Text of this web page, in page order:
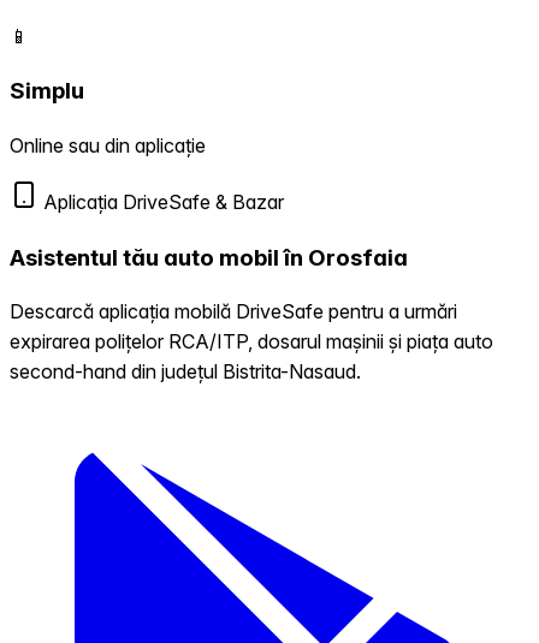
📱
Simplu
Online sau din aplicație
Aplicația DriveSafe & Bazar
Asistentul tău auto mobil în Orosfaia
Descarcă aplicația mobilă DriveSafe pentru a urmări
expirarea polițelor RCA/ITP, dosarul mașinii și piața auto
second-hand din județul Bistrita-Nasaud.